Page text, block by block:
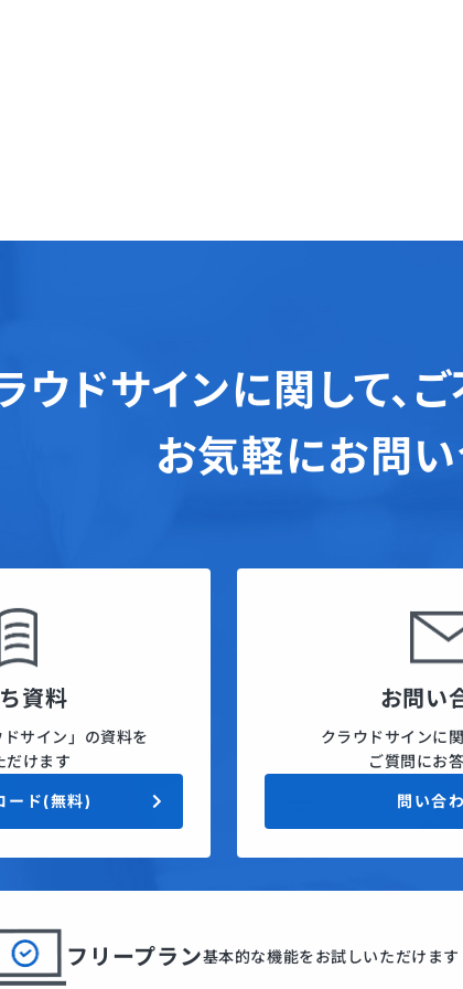
ウドサインに関して、
お気軽にお問
資料
ドサイン」の資料を
だけます
ード(無料)
お問い
クラウドサインに
ご質問にお
問い合
フリープラン基本的な機能をお試しいただけます